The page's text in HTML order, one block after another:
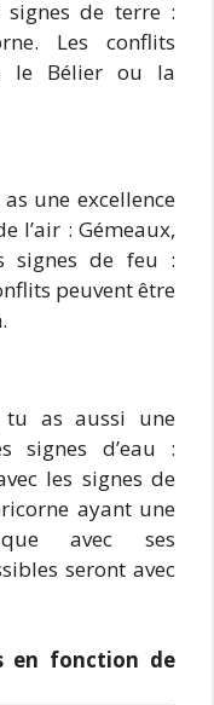
signes de terre :
Les conflits
le Bélier ou la
une excellence
l’air : Gémeaux,
signes de feu :
peuvent être
as aussi une
signes d’eau :
les signes de
ayant une
avec ses
seront avec
en fonction de